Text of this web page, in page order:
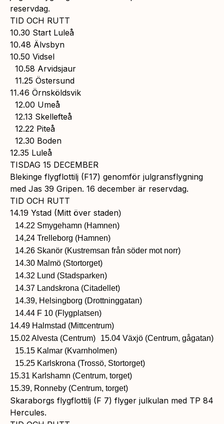
reservdag.
TID OCH RUTT
10.30 Start Luleå
10.48 Älvsbyn
10.50 Vidsel
10.58 Arvidsjaur
11.25 Östersund
11.46 Örnsköldsvik
12.00 Umeå
12.13 Skellefteå
12.22 Piteå
12.30 Boden
12.35 Luleå
TISDAG 15 DECEMBER
Blekinge flygflottilj (F17) genomför julgransflygning
med Jas 39 Gripen. 16 december är reservdag.
TID OCH RUTT
14.19 Ystad (Mitt över staden)
14.22 Smygehamn (Hamnen)
14,24 Trelleborg (Hamnen)
14.26 Skanör (Kustremsan från söder mot norr)
14.30 Malmö (Stortorget)
14.32 Lund (Stadsparken)
14.37 Landskrona (Citadellet)
14.39, Helsingborg (Drottninggatan)
14.44 F 10 (Flygplatsen)
14.49 Halmstad (Mittcentrum)
15.02 Alvesta (Centrum) 15.04 Växjö (Centrum, gågatan)
15.15 Kalmar (Kvarnholmen)
15.25 Karlskrona (Trossö, Stortorget)
15.31 Karlshamn (Centrum, torget)
15.39, Ronneby (Centrum, torget)
Skaraborgs flygflottilj (F 7) flyger julkulan med TP 84
Hercules.